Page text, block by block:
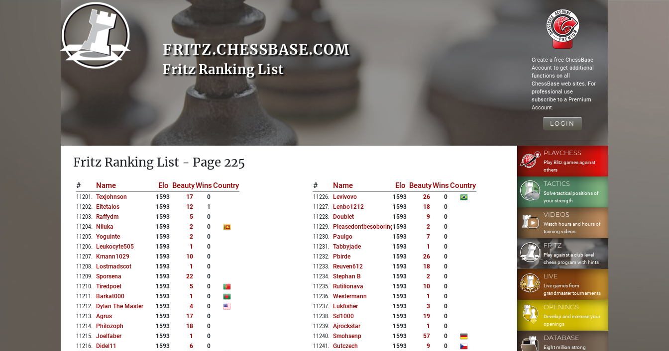
FRITZ.CHESSBASE.COM
Fritz Ranking List
Create a free ChessBase
Account to get additional
functions on all
ChessBase web sites. For
professional use
subscribe to a Premium
Account.
LOGIN
Fritz Ranking List - Page 225
# Name Elo BeautyWinsCountry
11201 . Texjohnson 1593 17
0
11202. Eltetalos 1593 12
1
11203. Raffydm 1593 5
0
11204. Niluka 1593 2
0
11205. Yoguinte 1593 2
0
11206. Leukocyte505 1593 1
0
11207. Kmann1029 1593 10
0
11208. Lostmadscot 1593 1
0
11209. Sporsena 1593 22
0
11210. Tiredpoet 1593 5
0
11211 . Barkat000 1593 1
0
11212. Dylan The Master 1593 4
0
11213. Agrus 1593 17
0
11214. Philozoph 1593 18
0
11215. Joelfaber 1593 1
0
11216. Didel11 1593 6
0
# Name Elo BeautyWinsCountry
11226. Levivovo 1593 26
0
11227. Lenbo1212 1593 18
0
11228. Doublet 1593 9
0
11229. Pleasedontbesoboring1593 2
0
11230. Paulgo 1593 7
0
11231 . Tabbyjade 1593 1
0
11232. Pbirde 1593 26
0
11233. Reuven612 1593 18
0
11234. Stephan B 1593 2
0
11235. Rutilionava 1593 10
0
11236. Westermann 1593 1
0
11237. Lukfisher 1593 3
0
11238. Sd1000 1593 19
0
11239. Ajrockstar 1593 1
0
11240. Smohsenp 1593 57
0
11241 . Gutczech 1593 9
0
PLAYCHESS
Play Blitz games against
others
TACTICS
Solve tactical positions of
your strength
VIDEOS
Watch hours and hours of
training videos
FRITZ
Play against a club level
chess program with hints
LIVE
Live games from
grandmaster tournaments
OPENINGS
Develop and exercise your
openings
DATABASE
Eight million strong